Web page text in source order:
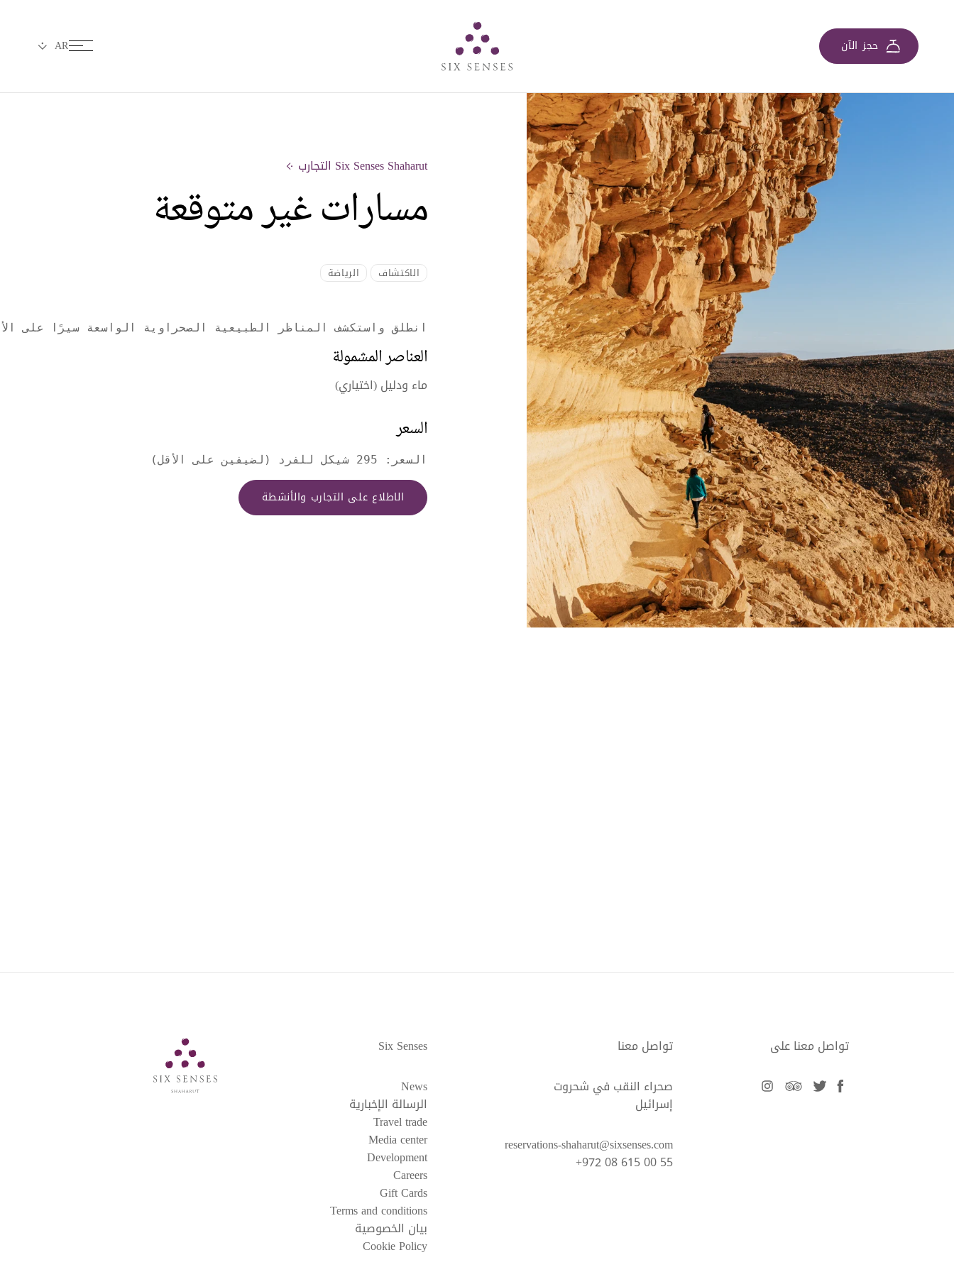
حجز الآن
Six Senses Shaharut التجارب
مسارات غير متوقعة
الاكتشاف الرياضة
انطلق واستكشف المناظر الطبيعية الصحراوية الواسعة سيرًا على
العناصر المشمولة
ماء ودليل (اختياري)
السعر
السعر: 295 شيكل للفرد (لضيفين على الأقل)
الاطلاع على التجارب والأنشطة
Six Senses
News
الرسالة الإخبارية
Travel trade
Media center
Development
Careers
Gift Cards
Terms and conditions
بيان الخصوصية
Cookie Policy
تواصل معنا
صحراء النقب في شحروت
إسرائيل
reservations-shaharut@sixsenses.com
+972 08 615 00 55
تواصل معنا على
facebook
twitter
tripadvisor